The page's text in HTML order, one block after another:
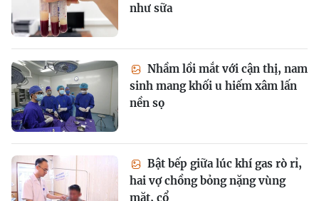
như sữa
Nhầm lồi mắt với cận thị, nam
sinh mang khối u hiếm xâm lấn
nền sọ
Bật bếp giữa lúc khí gas rò rỉ,
hai vợ chồng bỏng nặng vùng
mặt, cổ